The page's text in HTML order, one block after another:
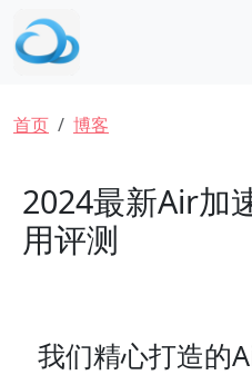
跳转到主要内容
面包屑
首页 博客
2024最新Air加
用评测
我们精心打造的